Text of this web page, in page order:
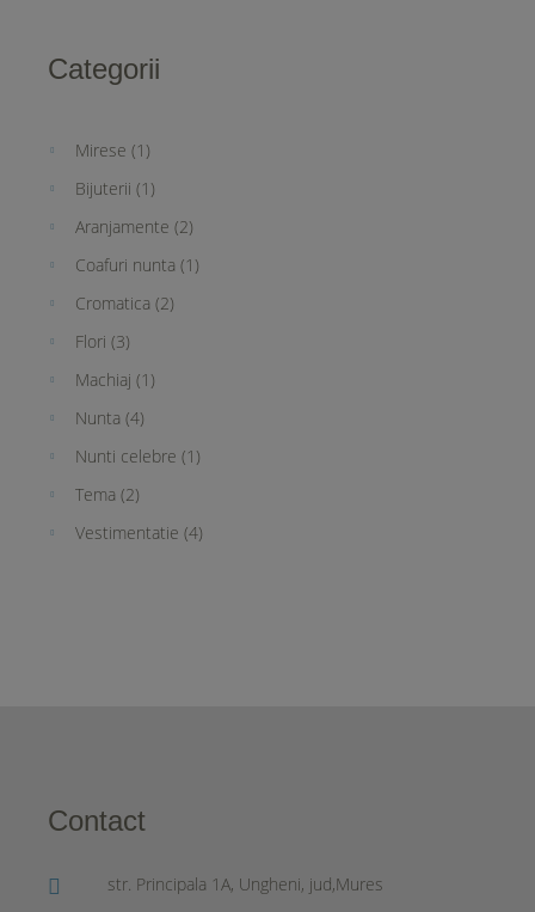
Categorii
Mirese (1)
Bijuterii (1)
Aranjamente (2)
Coafuri nunta (1)
Cromatica (2)
Flori (3)
Machiaj (1)
Nunta (4)
Nunti celebre (1)
Tema (2)
Vestimentatie (4)
Contact
str. Principala 1A, Ungheni, jud,Mures